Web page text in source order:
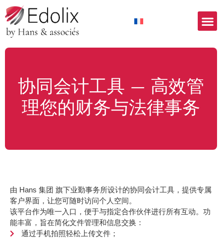
协同会计工具 — 高效管
理您的财务与法律事务
由 Hans 集团 旗下业勤事务所设计的协同会计工具，提供专属
客户界面，让您可随时访问个人空间。
该平台作为唯一入口，便于与指定合作伙伴进行所有互动。功
能丰富，旨在简化文件管理和信息交换：
通过手机拍照轻松上传文件；